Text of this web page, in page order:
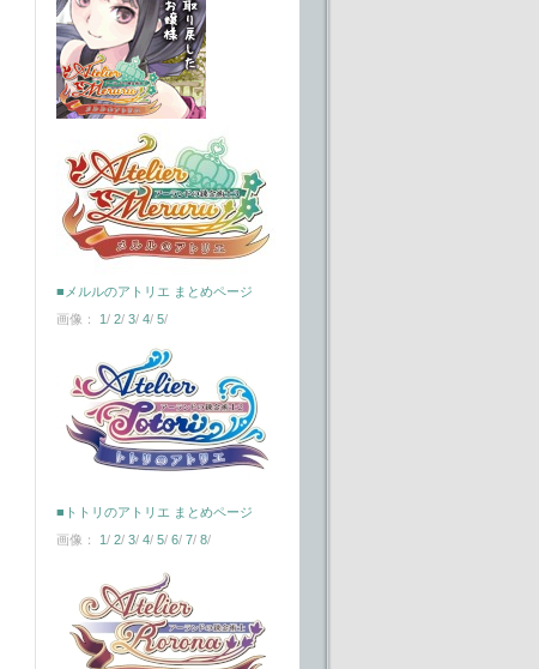
■メルルのアトリエ まとめページ
画像： 1/ 2/ 3/ 4/ 5/
■トトリのアトリエ まとめページ
画像： 1/ 2/ 3/ 4/ 5/ 6/ 7/ 8/